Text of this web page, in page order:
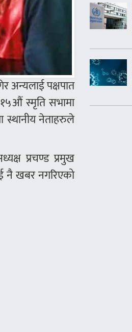
अन्यलाई पक्षपात
स्मृति सभामा
स्थानीय नेताहरुले
प्रचण्ड प्रमुख
नै खबर नगरिएको